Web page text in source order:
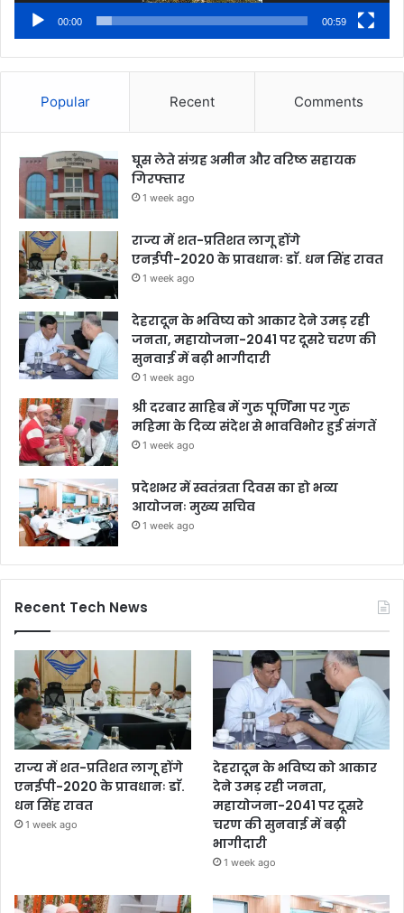
00:00 00:59
Popular Recent Comments
घूस लेते संग्रह अमीन और वरिष्ठ सहायक
गिरफ्तार
1 week ago
राज्य में शत-प्रतिशत लागू होंगे
एनईपी-2020 के प्रावधानः डाॅ. धन सिंह रावत
1 week ago
देहरादून के भविष्य को आकार देने उमड़ रही
जनता, महायोजना-2041 पर दूसरे चरण की
सुनवाई में बढ़ी भागीदारी
1 week ago
श्री दरबार साहिब में गुरु पूर्णिमा पर गुरु
महिमा के दिव्य संदेश से भावविभोर हुई संगतें
1 week ago
प्रदेशभर में स्वतंत्रता दिवस का हो भव्य
आयोजनः मुख्य सचिव
1 week ago
Recent Tech News
राज्य में शत-प्रतिशत लागू होंगे
एनईपी-2020 के प्रावधानः डाॅ.
धन सिंह रावत
1 week ago
देहरादून के भविष्य को आकार
देने उमड़ रही जनता,
महायोजना-2041 पर दूसरे
चरण की सुनवाई में बढ़ी
भागीदारी
1 week ago